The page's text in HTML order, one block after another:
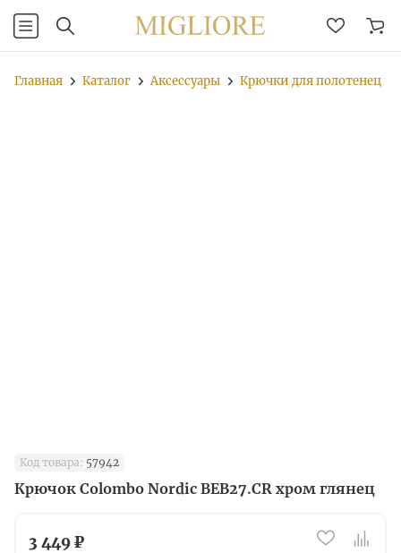
Главная Каталог Аксессуары Крючки для полотенец
Код товара: 57942
Крючок Colombo Nordic BEB27.CR хром глянец
3 449 ₽